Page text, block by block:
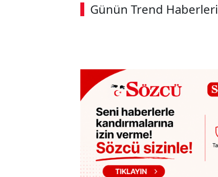
Günün Trend Haberleri
00:02 / 08:15